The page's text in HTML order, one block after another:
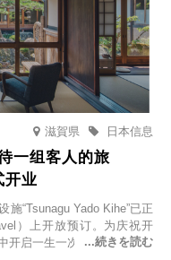
滋賀県 日本信息
一组客人的旅
业
“Tsunagu Yado Kihe”已正
）上开放预订。为庆祝开
开启一生一次的回忆之旅”活